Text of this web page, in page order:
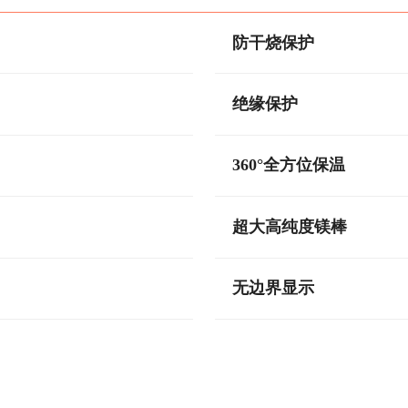
防干烧保护
绝缘保护
360°全方位保温
超大高纯度镁棒
无边界显示